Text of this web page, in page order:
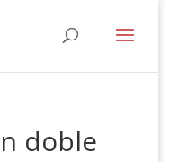
doble